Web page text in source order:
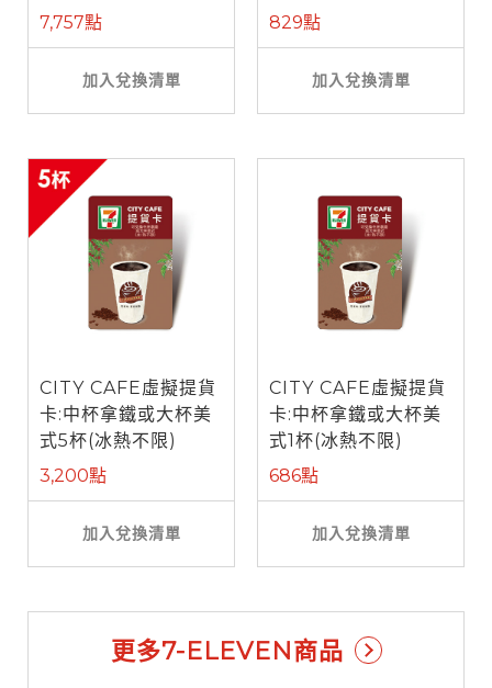
7,757點
加入兌換清單
829點
加入兌換清單
CITY CAFE虛擬提貨
卡:中杯拿鐵或大杯美
式5杯(冰熱不限)
3,200點
加入兌換清單
CITY CAFE虛擬提貨
卡:中杯拿鐵或大杯美
式1杯(冰熱不限)
686點
加入兌換清單
更多7-ELEVEN商品